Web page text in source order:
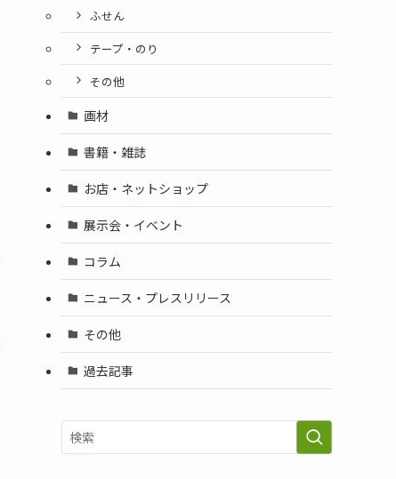
ふせん
テープ・のり
その他
画材
書籍・雑誌
お店・ネットショップ
展示会・イベント
コラム
ニュース・プレスリリース
その他
過去記事